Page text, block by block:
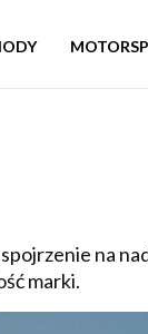
na
marki.